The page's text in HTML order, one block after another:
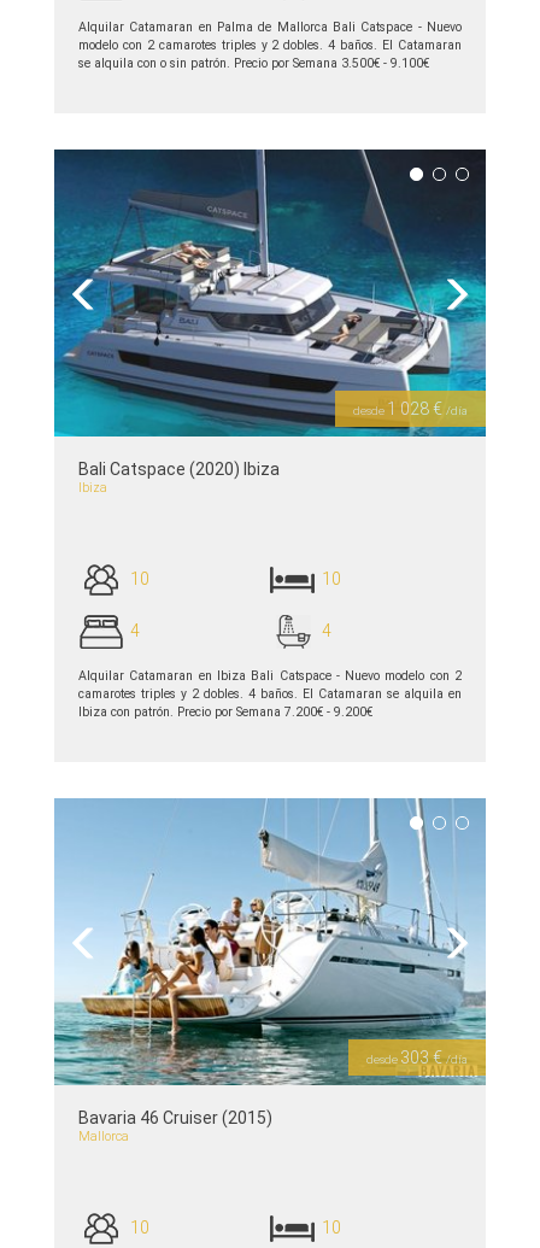
Alquilar Catamaran en Palma de Mallorca Bali Catspace - Nuevo
modelo con 2 camarotes triples y 2 dobles. 4 baños. El Catamaran
se alquila con o sin patrón. Precio por Semana 3.500€ - 9.100€
ver detalles >>
Previous Next
desde 1 028 € /día
Bali Catspace (2020) Ibiza
Ibiza
10 10
4 4
Alquilar Catamaran en Ibiza Bali Catspace - Nuevo modelo con 2
camarotes triples y 2 dobles. 4 baños. El Catamaran se alquila en
Ibiza con patrón. Precio por Semana 7.200€ - 9.200€
ver detalles >>
Previous Next
desde 303 € /día
Bavaria 46 Cruiser (2015)
Mallorca
10 10